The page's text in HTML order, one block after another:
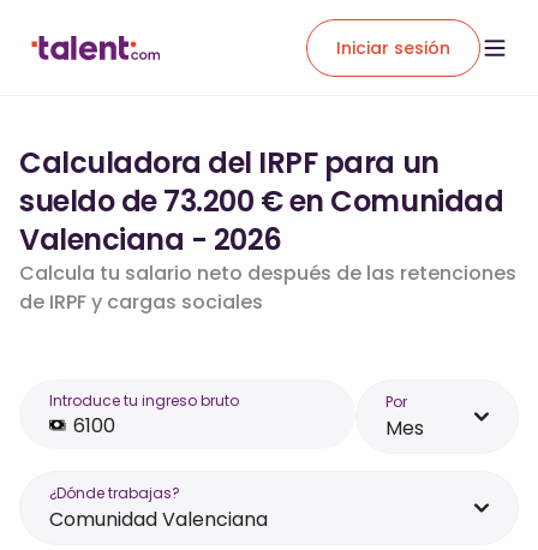
Iniciar sesión
Calculadora del IRPF para un
sueldo de 73.200 € en Comunidad
Valenciana - 2026
Calcula tu salario neto después de las retenciones
de IRPF y cargas sociales
Introduce tu ingreso bruto Por
Mes
¿Dónde trabajas?
Comunidad Valenciana